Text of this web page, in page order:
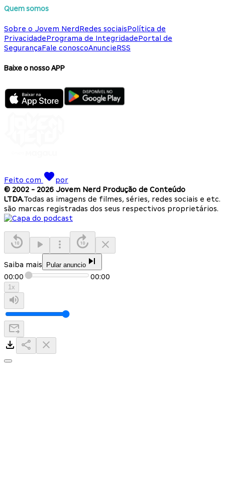
Quem somos
Sobre o Jovem NerdRedes sociaisPolítica de
PrivacidadePrograma de IntegridadePortal de
SegurançaFale conoscoAnuncieRSS
Baixe o nosso APP
Feito com
por
© 2002 - 2026 Jovem Nerd Produção de Conteúdo
LTDA.Todas as imagens de filmes, séries, redes sociais e etc.
são marcas registradas dos seus respectivos proprietários.
Saiba mais Pular anuncio
00:00 00:00
1x